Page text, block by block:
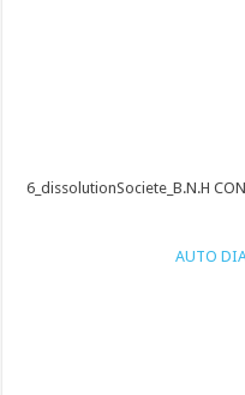
6_dissolutionSociete_B.N.H
AUTO